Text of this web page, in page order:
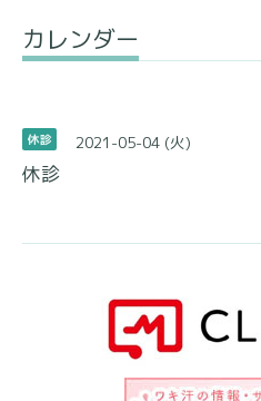
カレンダー
休診 2021-05-04 (火)
休診